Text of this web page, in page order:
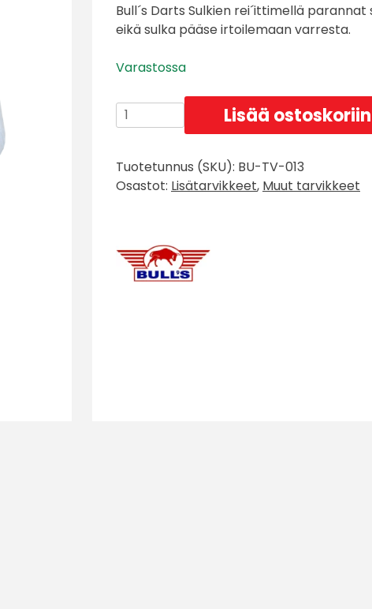
Bull´s Darts Sulkien rei´ittimellä
eikä sulka pääse irtoilemaan varresta.
Varastossa
Bull
´s
Punch
Machine
Sulkien
rei
´itin
Lisää ostoskoriin
Tuotetunnus (SKU): BU-TV-013
Osastot: Lisätarvikkeet, Muut tarvikkeet